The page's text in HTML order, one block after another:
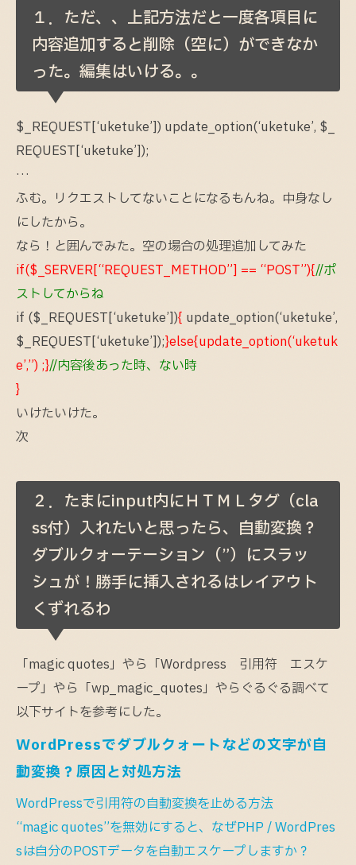
１．ただ、、上記方法だと一度各項目に
内容追加すると削除（空に）ができなか
った。編集はいける。。
$_REQUEST[‘uketuke’]) update_option(‘uketuke’, $_
REQUEST[‘uketuke’]);
…
ふむ。リクエストしてないことになるもんね。中身なし
にしたから。
なら！と囲んでみた。空の場合の処理追加してみた
if($_SERVER[“REQUEST_METHOD”] == “POST”){//ポ
ストしてからね
if ($_REQUEST[‘uketuke’]){ update_option(‘uketuke’,
$_REQUEST[‘uketuke’]);}else{update_option(‘uketuk
e’,”) ;}//内容後あった時、ない時
}
いけたいけた。
次
２．たまにinput内にＨＴＭＬタグ（cla
ss付）入れたいと思ったら、自動変換？
ダブルクォーテーション（”）にスラッ
シュが！勝手に挿入されるはレイアウト
くずれるわ
「magic quotes」やら「Wordpress 引用符 エスケ
ープ」やら「wp_magic_quotes」やらぐるぐる調べて
以下サイトを参考にした。
WordPressでダブルクォートなどの文字が自
動変換？原因と対処方法
WordPressで引用符の自動変換を止める方法
“magic quotes”を無効にすると、なぜPHP / WordPres
sは自分のPOSTデータを自動エスケープしますか？